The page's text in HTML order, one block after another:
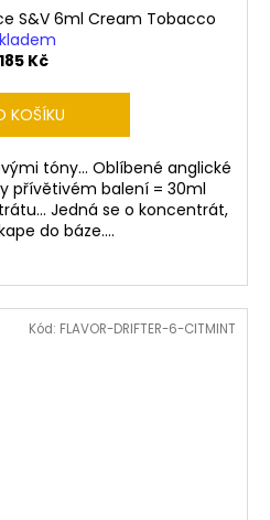
S&V 6ml Cream Tobacco
185 Kč
KOŠÍKU
tóny... Oblíbené anglické
přívětivém balení = 30ml
Jedná se o koncentrát,
do báze....
Kód: FLAVOR-DRIFTER-6-CITMINT